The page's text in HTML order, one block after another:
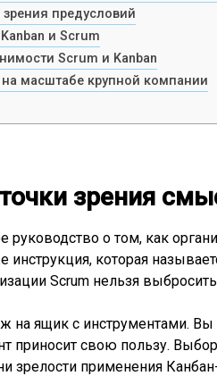
зрения предусловий
и Scrum
Scrum и Kanban
масштабе крупной компании
зрения
руководство о том, как
инструкция, которая
Scrum нельзя
на ящик с инструментами. Вы
приносит свою пользу.
зрелости применения